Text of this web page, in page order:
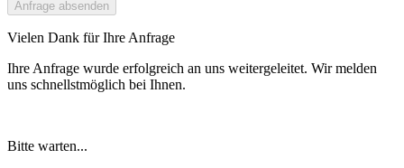
Anfrage absenden
Vielen Dank für Ihre Anfrage
Ihre Anfrage wurde erfolgreich an uns weitergeleitet. Wir melden
uns schnellstmöglich bei Ihnen.
Bitte warten...